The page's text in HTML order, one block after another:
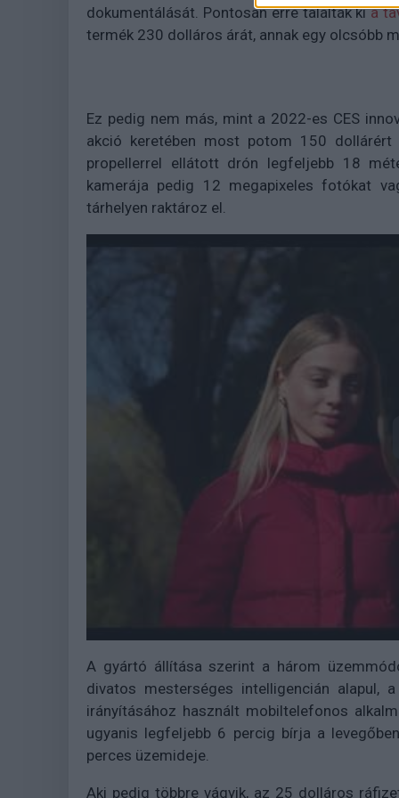
dokumentálását. Pontosan erre találták kia
termék 230 dolláros árát, annak egy olcsóbb
Ez pedig nem más, mint a 2022-es CES
akció keretében most potom 150
propellerrel ellátott drón legfeljebb 18
kamerája pedig 12 megapixeles fotókat
tárhelyen raktároz el.
A gyártó állítása szerint a három
divatos mesterséges intelligencián alapul,
irányításához használt mobiltelefonos
ugyanis legfeljebb 6 percig bírja a
perces üzemideje.
Aki pedig többre vágyik, az 25 dolláros